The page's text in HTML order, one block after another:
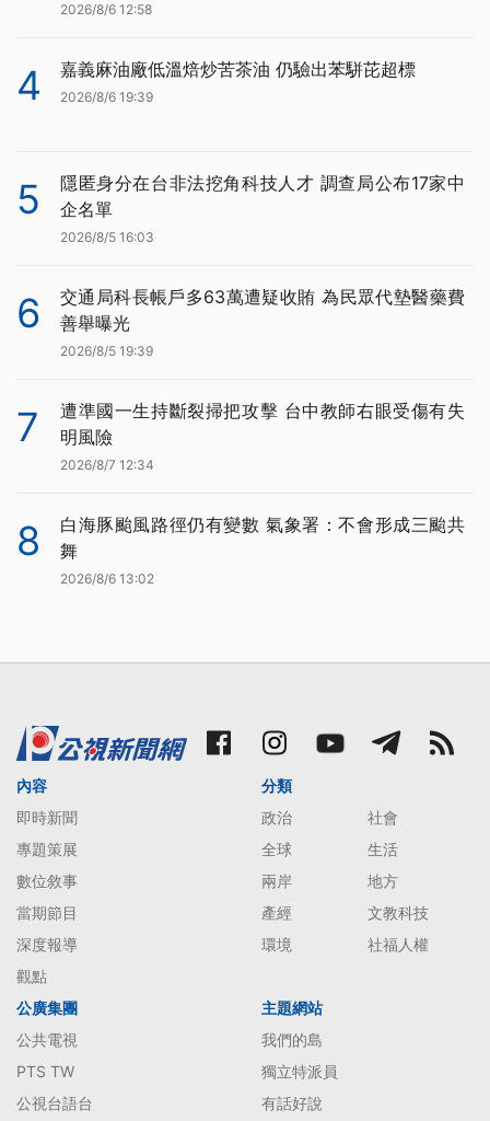
2026/8/6 12:58
4 嘉義麻油廠低溫焙炒苦茶油 仍驗出苯駢芘超標
2026/8/6 19:39
5
隱匿身分在台非法挖角科技人才 調查局公布17家中
企名單
2026/8/5 16:03
6
交通局科長帳戶多63萬遭疑收賄 為民眾代墊醫藥費
善舉曝光
2026/8/5 19:39
7
遭準國一生持斷裂掃把攻擊 台中教師右眼受傷有失
明風險
2026/8/7 12:34
8
白海豚颱風路徑仍有變數 氣象署：不會形成三颱共
舞
2026/8/6 13:02
內容
即時新聞
專題策展
數位敘事
當期節目
深度報導
觀點
分類
政治
社會
全球
生活
兩岸
地方
產經
文教科技
環境
社福人權
公廣集團
公共電視
PTS TW
公視台語台
主題網站
我們的島
獨立特派員
有話好說